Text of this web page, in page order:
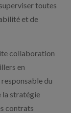
toutes
et de
collaboration
en
du
la stratégie
contrats